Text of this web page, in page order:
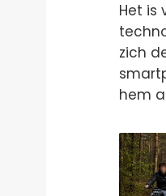
Het is
zich
hem